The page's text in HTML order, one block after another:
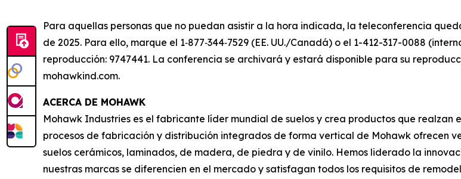
Para aquellas personas que no puedan asistir a la hora indicada, la teleconferencia
de 2025. Para ello, marque el 1‑877‑344‑7529 (EE. UU./Canadá) o el 1-412-317-0088
reproducción: 9747441. La conferencia se archivará y estará disponible para su
mohawkind.com.
ACERCA DE MOHAWK
Mohawk Industries es el fabricante líder mundial de suelos y crea productos que realzan
procesos de fabricación y distribución integrados de forma vertical de Mohawk ofrecen
suelos cerámicos, laminados, de madera, de piedra y de vinilo. Hemos liderado la
nuestras marcas se diferencien en el mercado y satisfagan todos los requisitos de